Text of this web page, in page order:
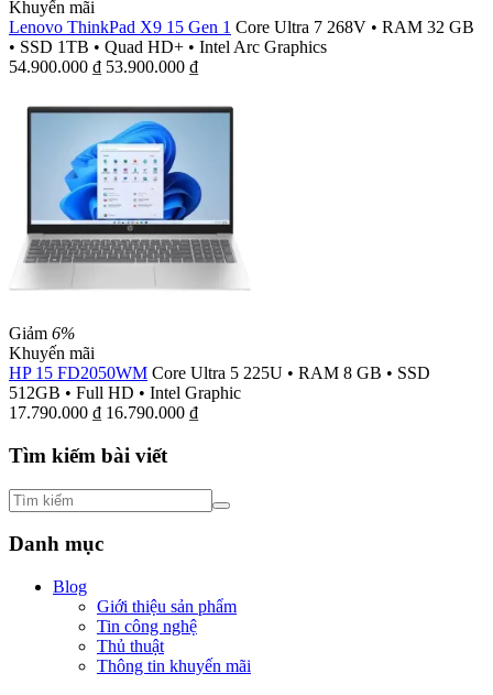
Khuyến mãi
Lenovo ThinkPad X9 15 Gen 1 Core Ultra 7 268V • RAM 32 GB
• SSD 1TB • Quad HD+ • Intel Arc Graphics
54.900.000 ₫ 53.900.000 ₫
Giảm 6%
Khuyến mãi
HP 15 FD2050WM Core Ultra 5 225U • RAM 8 GB • SSD
512GB • Full HD • Intel Graphic
17.790.000 ₫ 16.790.000 ₫
Tìm kiếm bài viết
Danh mục
Blog
Giới thiệu sản phẩm
Tin công nghệ
Thủ thuật
Thông tin khuyến mãi